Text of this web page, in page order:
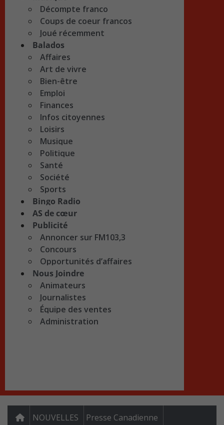
Décompte franco
Coups de coeur francos
Joué récemment
Balados
Affaires
Art de vivre
Bien-être
Emploi
Finances
Infos citoyennes
Loisirs
Musique
Politique
Santé
Société
Sports
Bingo Radio
AS de cœur
Publicité
Annoncer sur FM103,3
Concours
Opportunités d’affaires
Nous Joindre
Animateurs
Journalistes
Équipe des ventes
Administration
NOUVELLES Presse Canadienne